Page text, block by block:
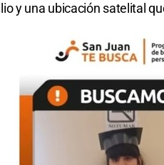
y una ubicación satelital